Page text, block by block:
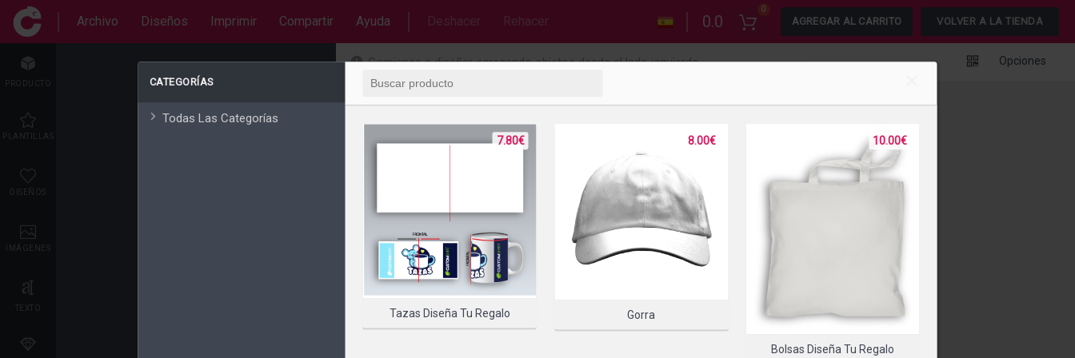
Archivo Diseños Imprimir Compartir Ayuda Deshacer Rehacer 0.0
0
AGREGAR AL CARRITO VOLVER A LA TIENDA
PRODUCTO
PLANTILLAS
DISEÑOS
IMÁGENES
TEXTO
Comience a diseñar agregando objetos desde el lado izquierdo Opciones
CATEGORÍAS
Todas Las Categorías
Tazas Diseña Tu Regalo
7.80€
Gorra
8.00€
Bolsas Diseña Tu Regalo
10.00€